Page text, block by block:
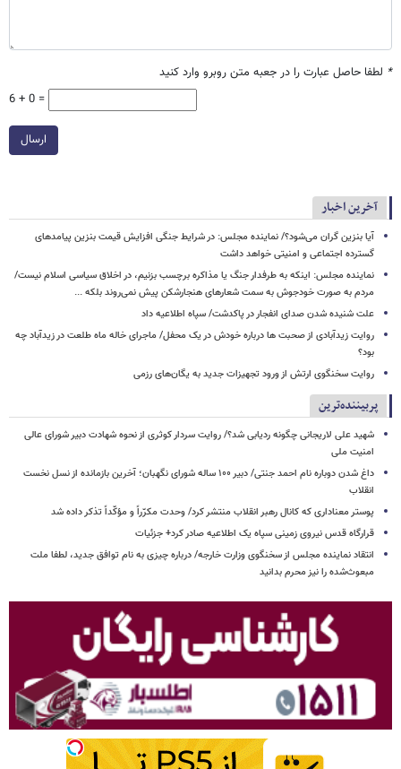
* لطفا حاصل عبارت را در جعبه متن روبرو وارد کنید
6 + 0 =
ارسال
آخرین اخبار
آیا بنزین گران می‌شود؟/ نماینده مجلس: در شرایط جنگی افزایش قیمت بنزین پیامدهای
گسترده اجتماعی و امنیتی خواهد داشت
نماینده مجلس: اینکه به طرفدار جنگ یا مذاکره برچسب بزنیم، در اخلاق سیاسی اسلام نیست/
مردم به صورت خودجوش به سمت شعارهای هنجارشکن پیش نمی‌روند بلکه ...
علت شنیده شدن صدای انفجار در پاکدشت/ سپاه اطلاعیه داد
روایت زیدآبادی از صحبت ها درباره خودش در یک محفل/ ماجرای خاله ماه طلعت در زیدآباد چه
بود؟
روایت سخنگوی ارتش از ورود تجهیزات جدید به یگان‌های رزمی
پربیننده‌ترین
شهید علی لاریجانی چگونه ردیابی شد؟/ روایت سردار کوثری از نحوه شهادت دبیر شورای عالی
امنیت ملی
داغ شدن دوباره نام احمد جنتی/ دبیر ۱۰۰ ساله شورای نگهبان؛ آخرین بازمانده از نسل نخست
انقلاب
پوستر معناداری که کانال رهبر انقلاب منتشر کرد/ وحدت مکرّراً و مؤکّداً تذکر داده شد
قرارگاه قدس نیروی زمینی سپاه یک اطلاعیه صادر کرد+ جزئیات
انتقاد نماینده مجلس از سخنگوی وزارت خارجه/ درباره چیزی به نام توافق جدید، لطفا ملت
مبعوث‌شده را نیز محرم بدانید